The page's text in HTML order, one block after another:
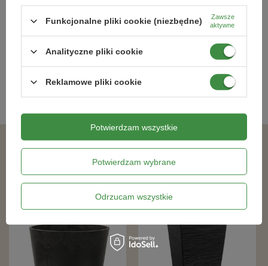
76,99 zł
Kategorie powiązane
Podobne produkty
Funkcjonalne pliki cookie (niezbędne)
Zawsze
aktywne
Analityczne pliki cookie
Reklamowe pliki cookie
Potwierdzam wybrane
Odrzucam wszystkie
Potwierdzam wszystkie